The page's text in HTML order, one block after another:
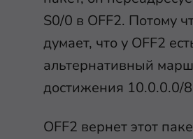
S0/0 в OFF2. Потому
думает, что у OFF2
альтернативный
достижения 10.0.0.0/
OFF2 вернет этот